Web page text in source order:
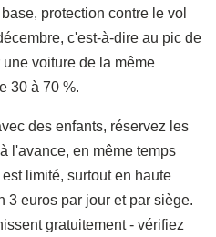
protection contre le vol
c'est-à-dire au pic de
voiture de la même
30 à 70 %.
des enfants, réservez les
l'avance, en même temps
limité, surtout en haute
3 euros par jour et par siège.
gratuitement - vérifiez